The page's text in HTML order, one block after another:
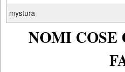
mystura
NOMI